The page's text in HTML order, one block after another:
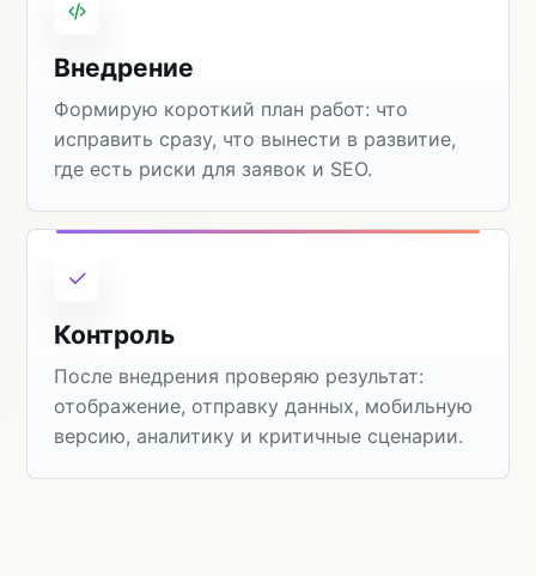
Внедрение
Формирую короткий план работ: что
исправить сразу, что вынести в развитие,
где есть риски для заявок и SEO.
Контроль
После внедрения проверяю результат:
отображение, отправку данных, мобильную
версию, аналитику и критичные сценарии.